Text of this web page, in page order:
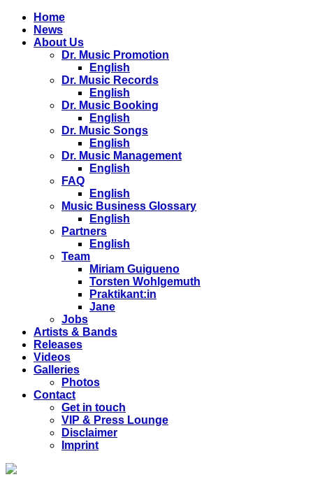
Home
News
About Us
Dr. Music Promotion
English
Dr. Music Records
English
Dr. Music Booking
English
Dr. Music Songs
English
Dr. Music Management
English
FAQ
English
Music Business Glossary
English
Partners
English
Team
Miriam Guigueno
Torsten Wohlgemuth
Praktikant:in
Jane
Jobs
Artists & Bands
Releases
Videos
Galleries
Photos
Contact
Get in touch
VIP & Press Lounge
Disclaimer
Imprint